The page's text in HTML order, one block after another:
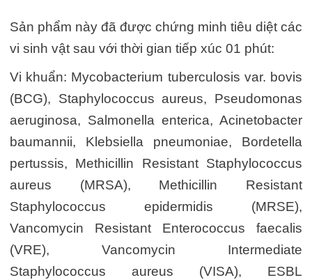
Sản phẩm này đã được chứng minh tiêu diệt các
vi sinh vật sau với thời gian tiếp xúc 01 phút:
Vi khuẩn: Mycobacterium tuberculosis var. bovis
(BCG), Staphylococcus aureus, Pseudomonas
aeruginosa, Salmonella enterica, Acinetobacter
baumannii, Klebsiella pneumoniae, Bordetella
pertussis, Methicillin Resistant Staphylococcus
aureus (MRSA), Methicillin Resistant
Staphylococcus epidermidis (MRSE),
Vancomycin Resistant Enterococcus faecalis
(VRE), Vancomycin Intermediate
Staphylococcus aureus (VISA), ESBL